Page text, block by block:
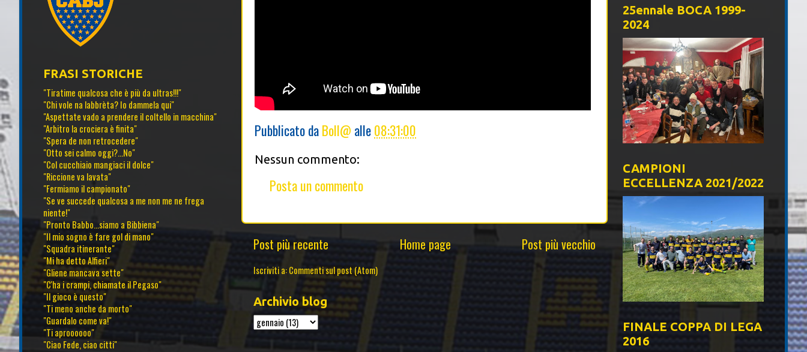
Pubblicato daBoll@ alle08:31:00
Nessun commento:
Posta un commento
Post più recente Post più vecchio
Home page
Iscriviti a:Commenti sul post (Atom)
Archivio blog
FRASI STORICHE
"Tiratime qualcosa che è più da ultras!!!"
"Chi vole na labbrèta? Io dammela qui"
"Aspettate vado a prendere il coltello in macchina"
"Arbitro la crociera è finita"
"Spera de non retrocedere"
"Otto sei calmo oggi?...No"
"Col cucchiaio mangiaci il dolce"
"Riccione va lavata"
"Fermiamo il campionato"
"Se ve succede qualcosa a me non me ne frega
niente!"
"Pronto Babbo...siamo a Bibbiena"
"Il mio sogno è fare gol di mano"
"Squadra itinerante"
"Mi ha detto Alfieri"
"Gliene mancava sette"
"C'ha i crampi, chiamate il Pegaso"
"Il gioco è questo"
"Ti meno anche da morto"
"Guardalo come va!"
"Ti aproooooo"
"Ciao Fede, ciao citti"
25ennale BOCA 1999-
2024
CAMPIONI
ECCELLENZA 2021/2022
FINALE COPPA DI LEGA
2016